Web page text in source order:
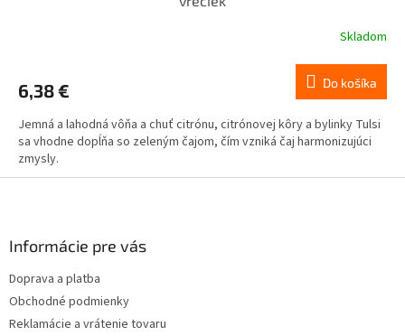
Skladom
6,38 € Do košíka
Jemná a lahodná vôňa a chuť citrónu, citrónovej kôry a bylinky Tulsi
sa vhodne dopĺňa so zeleným čajom, čím vzniká čaj harmonizujúci
zmysly.
Informácie pre vás
Doprava a platba
Obchodné podmienky
Reklamácie a vrátenie tovaru